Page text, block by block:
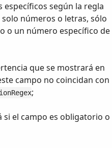
específicos según la regla
números o letras, sólo
o un número específico de
que se mostrará en
campo no coincidan con
;
si el campo es obligatorio o